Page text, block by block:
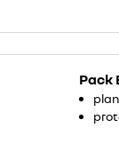
Pack